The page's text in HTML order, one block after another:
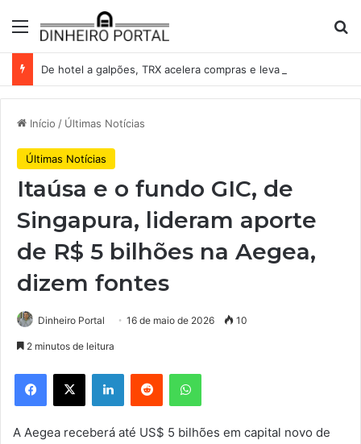
Menu
Início / Últimas Notícias
Últimas Notícias
Itaúsa e o fundo GIC, de
Singapura, lideram aporte
de R$ 5 bilhões na Aegea,
dizem fontes
Dinheiro Portal 16 de maio de 2026 10
2 minutos de leitura
Facebook
X LinkedinReddit WhatsApp
A Aegea receberá até US$ 5 bilhões em capital novo de